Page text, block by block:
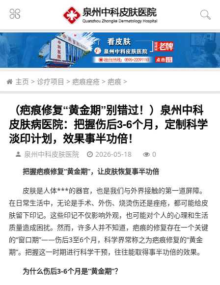
主页 > 诊疗项目 > 疤痕痤疮 > 疤痕 >
（疤痕修复“黄金期”别错过！）泉州中科
皮肤病医院：把握伤后3-6个月，定制科学
淡印计划，效果事半功倍！
泉州中科皮肤医院 2026-05-18
0
把握疤痕修复“黄金期”，让皮肤恢复事半功倍
皮肤是人体***的器官，也是我们与外界接触的第一道屏障。
在日常生活中，无论是手术、外伤、烧烫伤还是痤疮，都可能给皮
肤留下印记。这些印记不仅影响外观，也可能对个人的心理和生活
质量造成困扰。然而，许多人并不知道，疤痕的修复存在一个关键
的“窗口期”——伤后3至6个月，科学界常称之为疤痕修复的“黄金
期”。把握这一时期进行科学干预，往往能取得事半功倍的效果。
为什么伤后3-6个月是“黄金期”？